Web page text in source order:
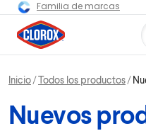
Familia de marcas
Inicio Todos los productos
Nuevos